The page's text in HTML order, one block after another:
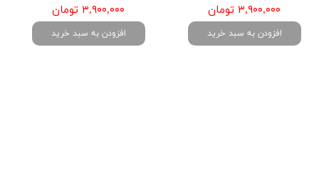
۳,۹۰۰,۰۰۰ تومان
افزودن به سبد خرید
۳,۹۰۰,۰۰۰ تومان
افزودن به سبد خرید